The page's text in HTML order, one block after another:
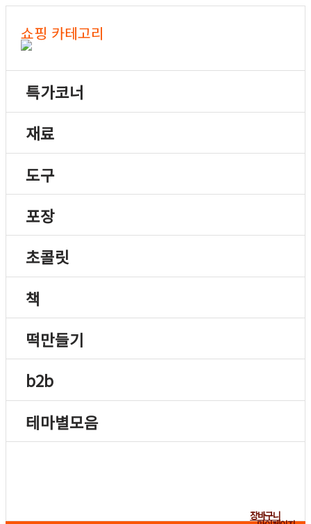
쇼핑 카테고리
특가코너
재료
도구
포장
초콜릿
책
떡만들기
b2b
테마별모음
장바구니